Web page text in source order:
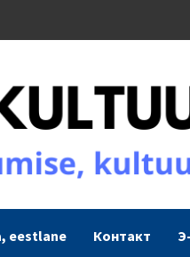
eestlane Контакт